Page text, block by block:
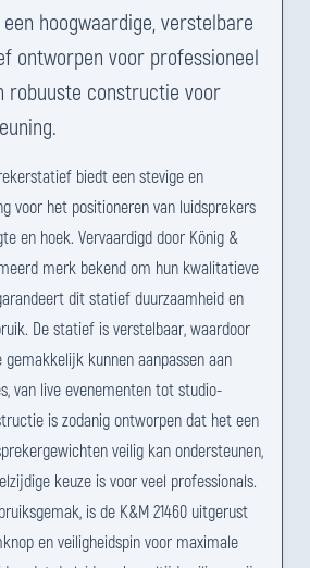
een hoogwaardige, verstelbare
ontworpen voor professioneel
robuuste constructie voor
biedt een stevige en
voor het positioneren van luidsprekers
en hoek. Vervaardigd door König &
merk bekend om hun kwalitatieve
dit statief duurzaamheid en
De statief is verstelbaar, waardoor
kunnen aanpassen aan
van live evenementen tot studio-
is zodanig ontworpen dat het een
veilig kan ondersteunen,
keuze is voor veel professionals.
is de K&M 21460 uitgerust
en veiligheidspin voor maximale